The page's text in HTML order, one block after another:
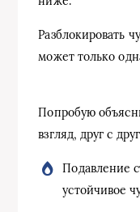
Разблокировать
может только
Попробую
взгляд, друг с
Подавление
устойчивое